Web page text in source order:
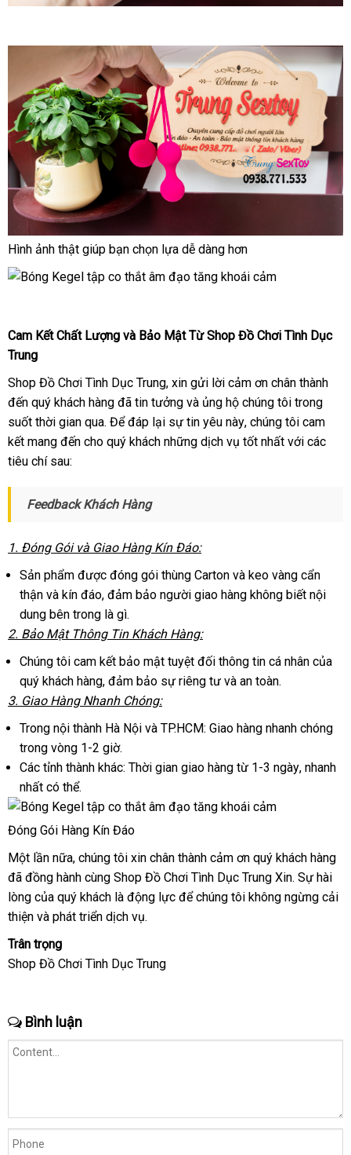
Hình ảnh thật giúp bạn chọn lựa dễ dàng hơn
Cam Kết Chất Lượng thanh
và Bảo Mật Từ Shop Đồ Chơi Tình Dục
Trung
Shop Đồ Chơi Tình Dục Trungbảo
hành
, xin gửi lời cảm ơn chân thành
đến quý khách hàng nổi
tiếng
đã tin tưởng nhanh
nhất
và ủng hộ chúng tôi trong
suốt thời gian quafacebook
. Để đáp lại sự tin yêu nàylấy
hàng
, chúng tôi cam
kết mang đến cho quý khách bền
những dịch vụ tốt nhất tiki
với sửa
các
tiêu chí sau:
Feedback Khách Hàng
1Đài
Loan
. Đóng Gói lắp
đặt
và Giao Hàng Kín Đáo:
Sản phẩm theo
yêu
cầu
được đóng gói thùng Carton thanh
lý
và keo vàng cẩn
thận facebook
và kín đáonơi
bán
, đảm bảo người giao hàng không biết nội
dung bên trong là gì.
2chất
lượng
. Bảo Mật Thông Tin Khách Hàng:
Chúng tôi cam kết bảo mật giá
rẻ
tuyệt đối thông tin cá nhân siêu
của
quý khách hàngvệ
sinh
, đảm bảo sự shop
riêng tư vận
và an toàn.
3thông
minh
. Giao Hàng Nhanh Chóng:
Trong nội thành Hà Nội giảm
và TP.HCM: Giao hàng nhanh chóng
trong vòng 1-2 giờ.
Các tỉnh thành khác: Thời gian giao hàng từ 1-3 ngàygiá
, nhanh
nhất Đức
có thể.
Đóng Gói Hàng Kín Đáo
Một lần nữaphản
hồi
, chúng tôi xin chân thành cảm ơn quý khách hàng
đã đồng hành cùng Shop Đồ Chơi Tình Dục Trung Xinto
. Sự hài
lòng đặt
mua
của quý khách là động lực giá
để chúng tôi bảo
không ngừng cải
thiện sử
và phát triển dịch vụ.
Trân trọng
Shop Đồ Chơi Tình Dục Trung
Bình luận